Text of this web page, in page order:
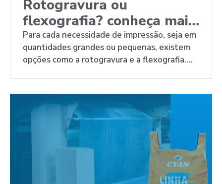
Rotogravura ou
flexografia? conheça mais
sobre cada tipo de
impressão
Para cada necessidade de impressão, seja em
quantidades grandes ou pequenas, existem
opções como a rotogravura e a flexografia.